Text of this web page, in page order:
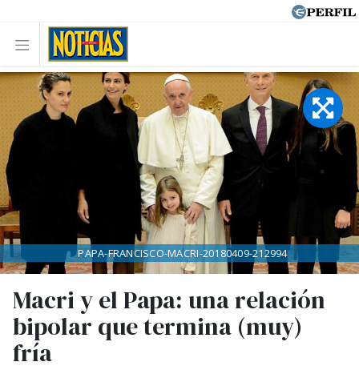
Macri y el Papa: una relación
bipolar que termina (muy)
fría
PAPA-FRANCISCO-MACRI-20180409-212994